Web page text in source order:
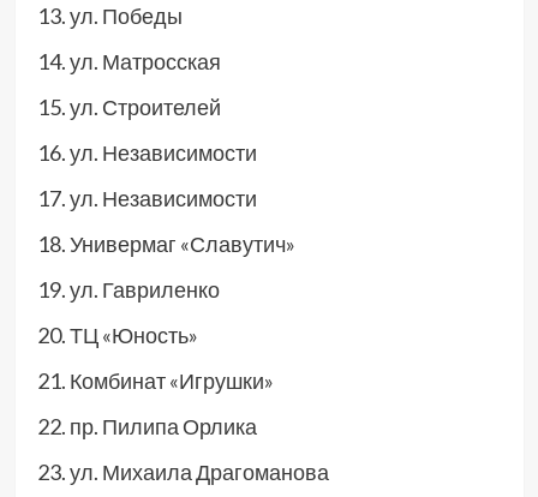
ул. Победы
ул. Матросская
ул. Строителей
ул. Независимости
ул. Независимости
Универмаг «Славутич»
ул. Гавриленко
ТЦ «Юность»
Комбинат «Игрушки»
пр. Пилипа Орлика
ул. Михаила Драгоманова